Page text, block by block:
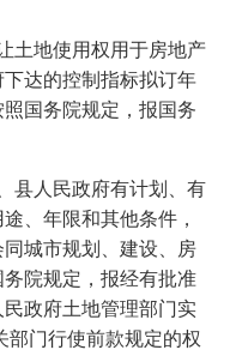
土地使用权用于房地产
达的控制指标拟订年
国务院规定，报国务
县人民政府有计划、有
、年限和其他条件，
城市规划、建设、房
院规定，报经有批准
政府土地管理部门实
部门行使前款规定的权